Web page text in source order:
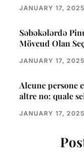
JANUARY 17, 2025
Səbəkələrdə
Mövcud Olan
JANUARY 17, 2025
Alcune persone
altre no: quale
JANUARY 17, 2025